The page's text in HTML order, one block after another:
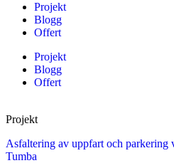
Projekt
Blogg
Offert
Projekt
Blogg
Offert
Projekt
Asfaltering av uppfart och
Tumba